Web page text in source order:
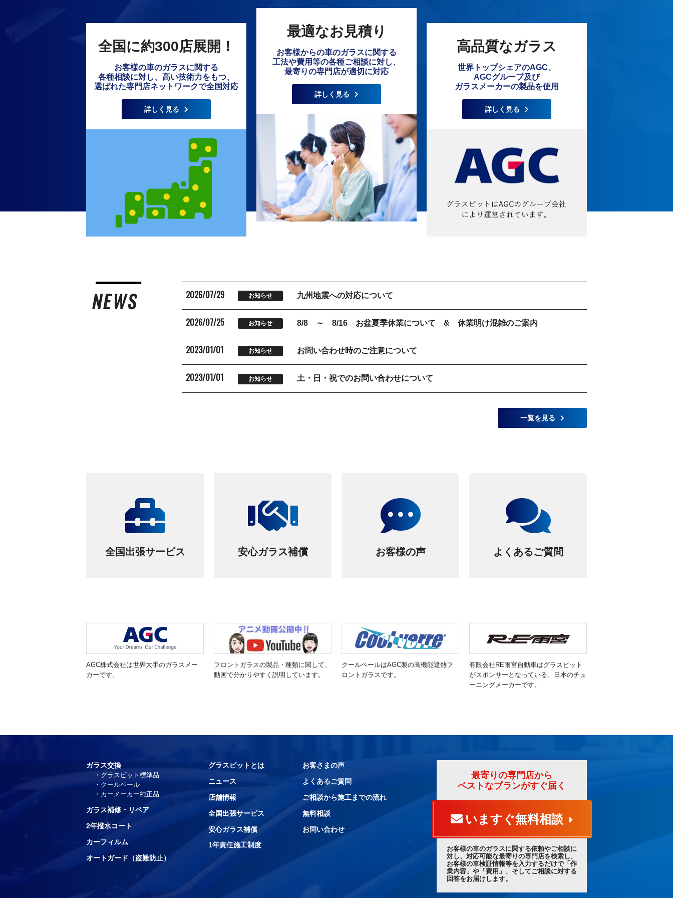
全国に約300店展開！
お客様の車のガラスに関する
各種相談に対し、高い技術力をもつ、
選ばれた専門店ネットワークで全国対応
詳しく見る
最適なお見積り
お客様からの車のガラスに関する
工法や費用等の各種ご相談に対し、
最寄りの専門店が適切に対応
詳しく見る
高品質なガラス
世界トップシェアのAGC、
AGCグループ及び
ガラスメーカーの製品を使用
詳しく見る
NEWS 2026/07/29 お知らせ 九州地震への対応について
2026/07/25 お知らせ 8/8 ～ 8/16 お盆夏季休業について & 休業明け混雑のご案内
2023/01/01 お知らせ お問い合わせ時のご注意について
2023/01/01 お知らせ 土・日・祝でのお問い合わせについて
一覧を見る
全国出張サービス 安心ガラス補償 お客様の声 よくあるご質問
AGC株式会社は世界大手のガラスメー
カーです。
フロントガラスの製品・種類に関して、
動画で分かりやすく説明しています。
クールベールはAGC製の高機能遮熱フ
ロントガラスです。
有限会社RE雨宮自動車はグラスピット
がスポンサーとなっている、日本のチュ
ーニングメーカーです。
ガラス交換
グラスピット標準品
クールベール
カーメーカー純正品
ガラス補修・リペア
2年撥水コート
カーフィルム
オートガード（盗難防止）
グラスピットとは
ニュース
店舗情報
全国出張サービス
安心ガラス補償
1年責任施工制度
お客さまの声
よくあるご質問
ご相談から施工までの流れ
無料相談
お問い合わせ
最寄りの専門店から
ベストなプランがすぐ届く
いますぐ無料相談
お客様の車のガラスに関する依頼やご相談に
対し、対応可能な最寄りの専門店を検索し、
お客様の車検証情報等を入力するだけで「作
業内容」や「費用」、そしてご相談に対する
回答をお届けします。